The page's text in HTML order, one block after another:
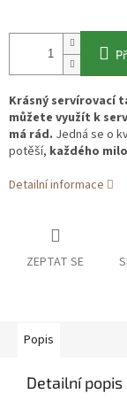
Krásný servírovací
můžete využít k
má rád. Jedná se o
potěší, každého
Detailní informace
ZEPTAT SE
Popis
Detailní